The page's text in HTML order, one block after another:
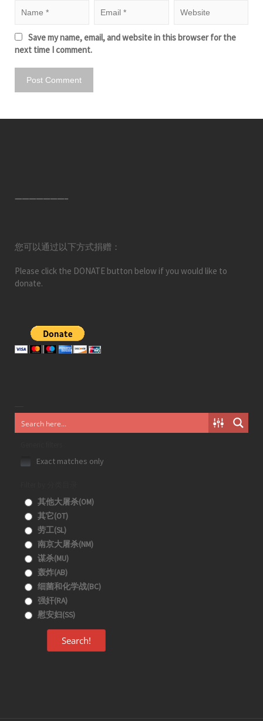
Save my name, email, and website in this browser for the
next time I comment.
———————–
您可以通过以下方式捐赠：
Please click the DONATE button below if you would like to
donate.
Exact matches only
其他大屠杀(OM)
其它(OT)
劳工(SL)
南京大屠杀(NM)
谋杀(MU)
轰炸(AB)
细菌和化学战(BC)
强奸(RA)
慰安妇(SS)
Search!